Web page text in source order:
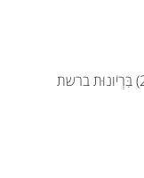
בִּרְיֹונוּת ברשת